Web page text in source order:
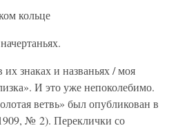
кольце
знаках и названьях / моя
И это уже непоколебимо.
ветвь» был опубликован в
№ 2). Переклички со